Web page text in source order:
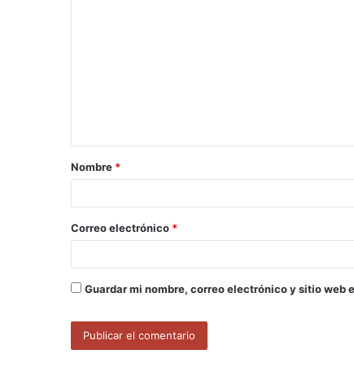
a
r
*
Nombre *
Correo electrónico *
Guardar mi nombre, correo electrónico y sitio web